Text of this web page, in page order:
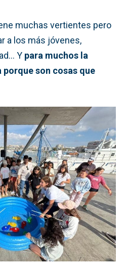
muchas vertientes pero
a los más jóvenes,
Y para muchos la
son cosas que